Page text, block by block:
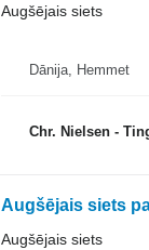
Augšējais siets
Dānija, Hemmet
Chr. Nielsen -
Augšējais siets
Augšējais siets